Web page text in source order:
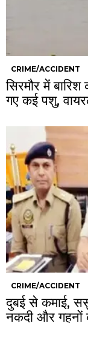
CRIME/ACCIDENT
सिरमौर में
गए कई पशु,
CRIME/ACCIDENT
दुबई से कमाई,
नकदी और गहनों